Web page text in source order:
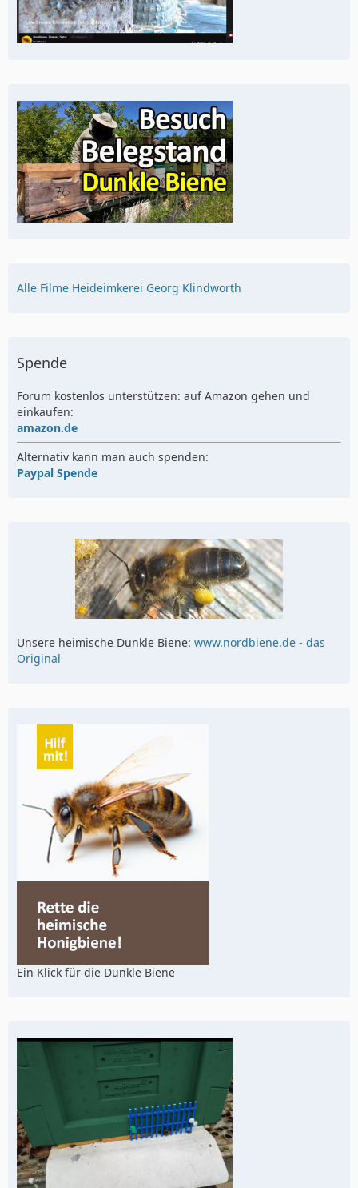
Alle Filme Heideimkerei Georg Klindworth
Spende
Forum kostenlos unterstützen: auf Amazon gehen und
einkaufen:
amazon.de
Alternativ kann man auch spenden:
Paypal Spende
Unsere heimische Dunkle Biene: www.nordbiene.de - das
Original
Ein Klick für die Dunkle Biene